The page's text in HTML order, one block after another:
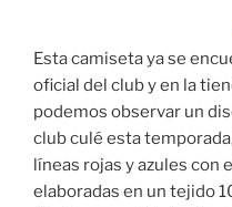
Esta camiseta ya se
oficial del club y en la
podemos observar un
club culé esta
líneas rojas y azules con
elaboradas en un tejido